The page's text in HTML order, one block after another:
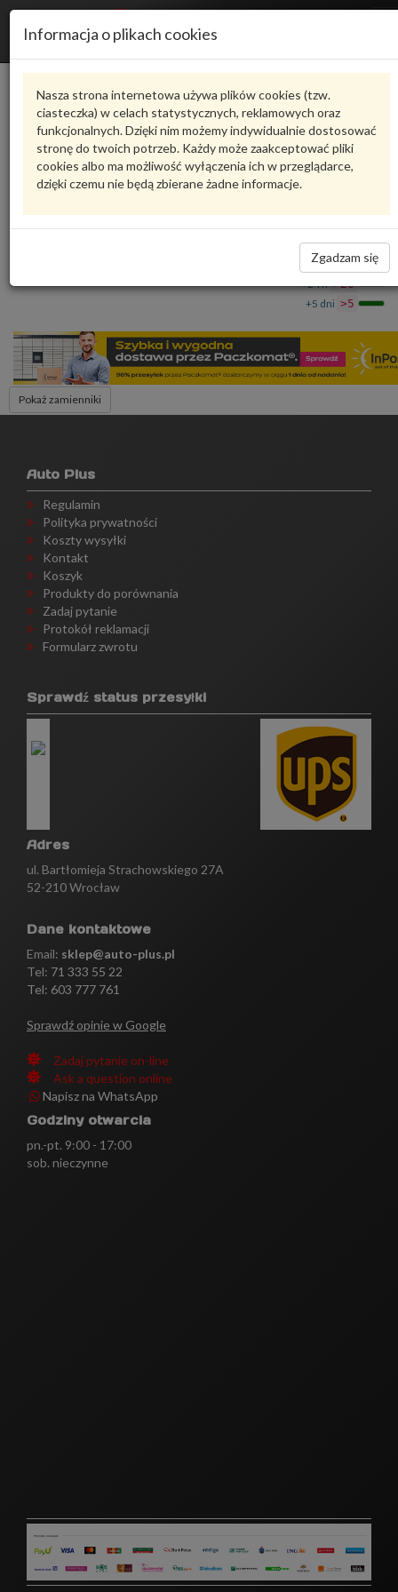
Informacja o plikach cookies
Nasza strona internetowa używa plików cookies (tzw.
ciasteczka) w celach statystycznych, reklamowych oraz
funkcjonalnych. Dzięki nim możemy indywidualnie dostosować
stronę do twoich potrzeb. Każdy może zaakceptować pliki
cookies albo ma możliwość wyłączenia ich w przeglądarce,
dzięki czemu nie będą zbierane żadne informacje.
Zgadzam się
Karta produktu
4M0823531BVAG
VAG - produkt oryginalny VW AUDI SEAT SKODA
Cięgno zamka pokrywy 4M0823531B VAG
191,11 zł
Dostępność
Wrocław 0
+24 h >20
+5 dni >5
Pokaż zamienniki
Auto Plus
Regulamin
Polityka prywatności
Koszty wysyłki
Kontakt
Koszyk
Produkty do porównania
Zadaj pytanie
Protokół reklamacji
Formularz zwrotu
Sprawdź status przesyłki
Adres
ul. Bartłomieja Strachowskiego 27A
52-210 Wrocław
Dane kontaktowe
Email: sklep@auto-plus.pl
Tel: 71 333 55 22
Tel: 603 777 761
Sprawdź opinie w Google
Zadaj pytanie on-line
Ask a question online
Napisz na WhatsApp
Godziny otwarcia
pn.-pt. 9:00 - 17:00
sob. nieczynne